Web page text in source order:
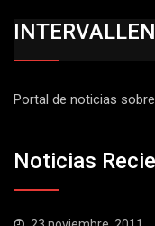
Portal de noticias
Noticias